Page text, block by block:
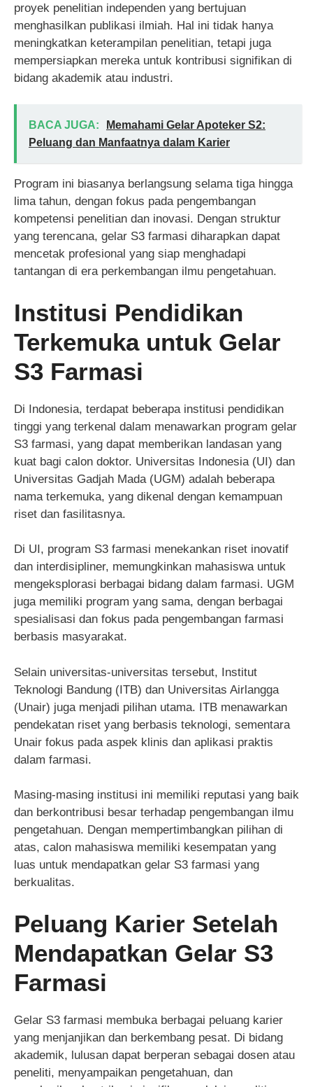
proyek penelitian independen yang bertujuan
menghasilkan publikasi ilmiah. Hal ini tidak hanya
meningkatkan keterampilan penelitian, tetapi juga
mempersiapkan mereka untuk kontribusi signifikan di
bidang akademik atau industri.
BACA JUGA:
Memahami Gelar Apoteker S2:
Peluang dan Manfaatnya dalam Karier
Program ini biasanya berlangsung selama tiga hingga
lima tahun, dengan fokus pada pengembangan
kompetensi penelitian dan inovasi. Dengan struktur
yang terencana, gelar S3 farmasi diharapkan dapat
mencetak profesional yang siap menghadapi
tantangan di era perkembangan ilmu pengetahuan.
Institusi Pendidikan
Terkemuka untuk Gelar
S3 Farmasi
Di Indonesia, terdapat beberapa institusi pendidikan
tinggi yang terkenal dalam menawarkan program gelar
S3 farmasi, yang dapat memberikan landasan yang
kuat bagi calon doktor. Universitas Indonesia (UI) dan
Universitas Gadjah Mada (UGM) adalah beberapa
nama terkemuka, yang dikenal dengan kemampuan
riset dan fasilitasnya.
Di UI, program S3 farmasi menekankan riset inovatif
dan interdisipliner, memungkinkan mahasiswa untuk
mengeksplorasi berbagai bidang dalam farmasi. UGM
juga memiliki program yang sama, dengan berbagai
spesialisasi dan fokus pada pengembangan farmasi
berbasis masyarakat.
Selain universitas-universitas tersebut, Institut
Teknologi Bandung (ITB) dan Universitas Airlangga
(Unair) juga menjadi pilihan utama. ITB menawarkan
pendekatan riset yang berbasis teknologi, sementara
Unair fokus pada aspek klinis dan aplikasi praktis
dalam farmasi.
Masing-masing institusi ini memiliki reputasi yang baik
dan berkontribusi besar terhadap pengembangan ilmu
pengetahuan. Dengan mempertimbangkan pilihan di
atas, calon mahasiswa memiliki kesempatan yang
luas untuk mendapatkan gelar S3 farmasi yang
berkualitas.
Peluang Karier Setelah
Mendapatkan Gelar S3
Farmasi
Gelar S3 farmasi membuka berbagai peluang karier
yang menjanjikan dan berkembang pesat. Di bidang
akademik, lulusan dapat berperan sebagai dosen atau
peneliti, menyampaikan pengetahuan, dan